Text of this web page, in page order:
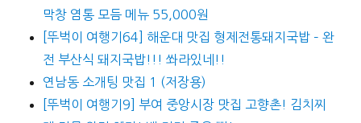
막창 염통 모듬 메뉴 55,000원
[뚜벅이 여행기64] 해운대 맛집 형제전통돼지국밥 – 완
전 부산식 돼지국밥!!! 쏴라있네!!
연남동 소개팅 맛집 1 (저장용)
[뚜벅이 여행기9] 부여 중앙시장 맛집 고향촌! 김치찌